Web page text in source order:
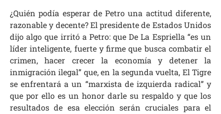
¿Quién podía esperar de Petro una actitud diferente,
razonable y decente? El presidente de Estados Unidos
dijo algo que irritó a Petro: que De La Espriella “es un
líder inteligente, fuerte y firme que busca combatir el
crimen, hacer crecer la economía y detener la
inmigración ilegal” que, en la segunda vuelta, El Tigre
se enfrentará a un “marxista de izquierda radical” y
que por ello es un honor darle su respaldo y que los
resultados de esa elección serán cruciales para el